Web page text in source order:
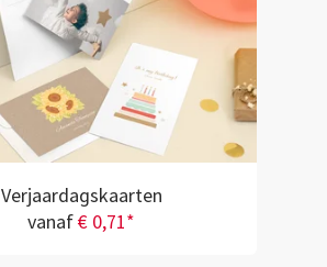
Verjaardagskaarten
vanaf€ 0,71*